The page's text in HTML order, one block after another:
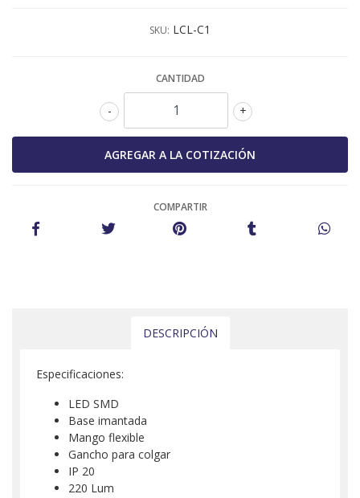
SKU: LCL-C1
CANTIDAD
+
-
COMPARTIR
DESCRIPCIÓN
Especificaciones:
LED SMD
Base imantada
Mango flexible
Gancho para colgar
IP 20
220 Lum